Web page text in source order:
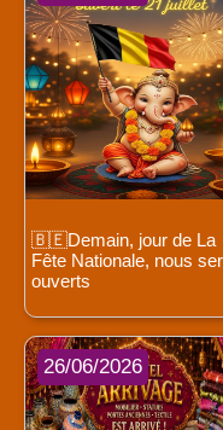
🇧🇪Demain, jour de La
Fête Nationale, nous
ouverts
26/06/2026